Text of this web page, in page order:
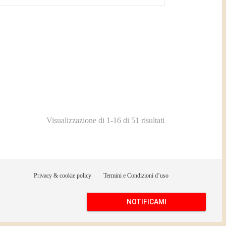
Visualizzazione di 1-16 di 51 risultati
Privacy & cookie policy Termini e Condizioni d’uso
NOTIFICAMI